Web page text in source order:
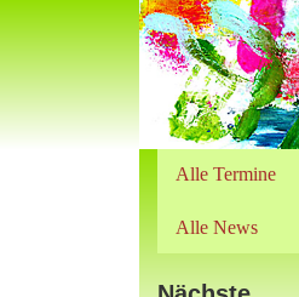
Alle Termine
Alle News